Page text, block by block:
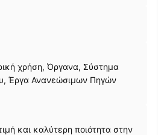
χρήση, Όργανα, Σύστημα
Έργα Ανανεώσιμων Πηγών
και καλύτερη ποιότητα στην